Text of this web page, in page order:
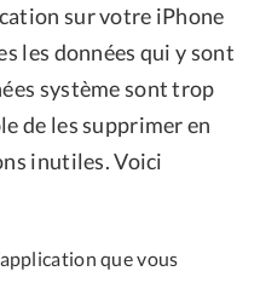
sur votre iPhone
les données qui y sont
système sont trop
de les supprimer en
inutiles. Voici
que vous